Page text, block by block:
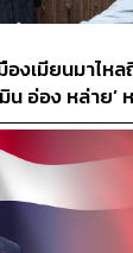
องเมียนมาไห
อ่อง หล่าย’